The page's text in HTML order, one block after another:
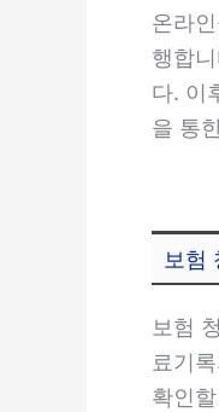
온라
행합
다. 이
을 통
보험
보험
료기
확인